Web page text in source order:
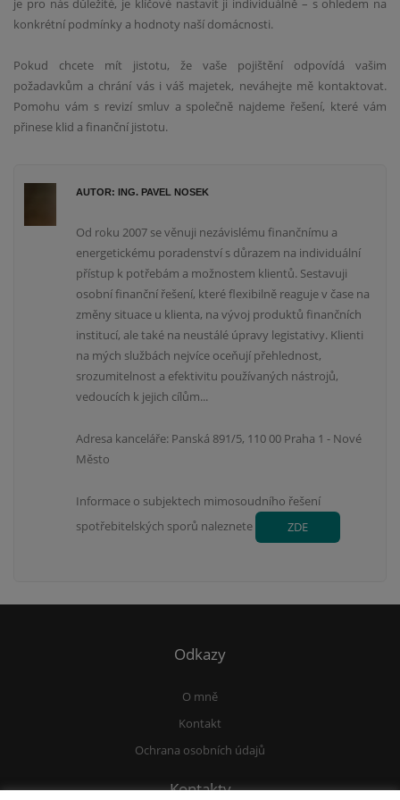
je pro nás důležité, je klíčové nastavit ji individuálně – s ohledem na
konkrétní podmínky a hodnoty naší domácnosti.
Pokud chcete mít jistotu, že vaše pojištění odpovídá vašim
požadavkům a chrání vás i váš majetek, neváhejte mě kontaktovat.
Pomohu vám s revizí smluv a společně najdeme řešení, které vám
přinese klid a finanční jistotu.
AUTOR: ING. PAVEL NOSEK
Od roku 2007 se věnuji nezávislému finančnímu a
energetickému poradenství s důrazem na individuální
přístup k potřebám a možnostem klientů. Sestavuji
osobní finanční řešení, které flexibilně reaguje v čase na
změny situace u klienta, na vývoj produktů finančních
institucí, ale také na neustálé úpravy legistativy. Klienti
na mých službách nejvíce oceňují přehlednost,
srozumitelnost a efektivitu používaných nástrojů,
vedoucích k jejich cílům...
Adresa kanceláře: Panská 891/5, 110 00 Praha 1 - Nové
Město
Informace o subjektech mimosoudního řešení
spotřebitelských sporů naleznete
ZDE
Odkazy
O mně
Kontakt
Ochrana osobních údajů
Kontakty